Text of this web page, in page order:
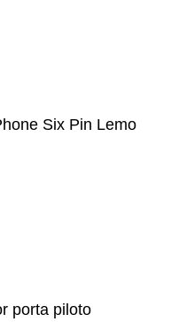
Six Pin Lemo
porta piloto